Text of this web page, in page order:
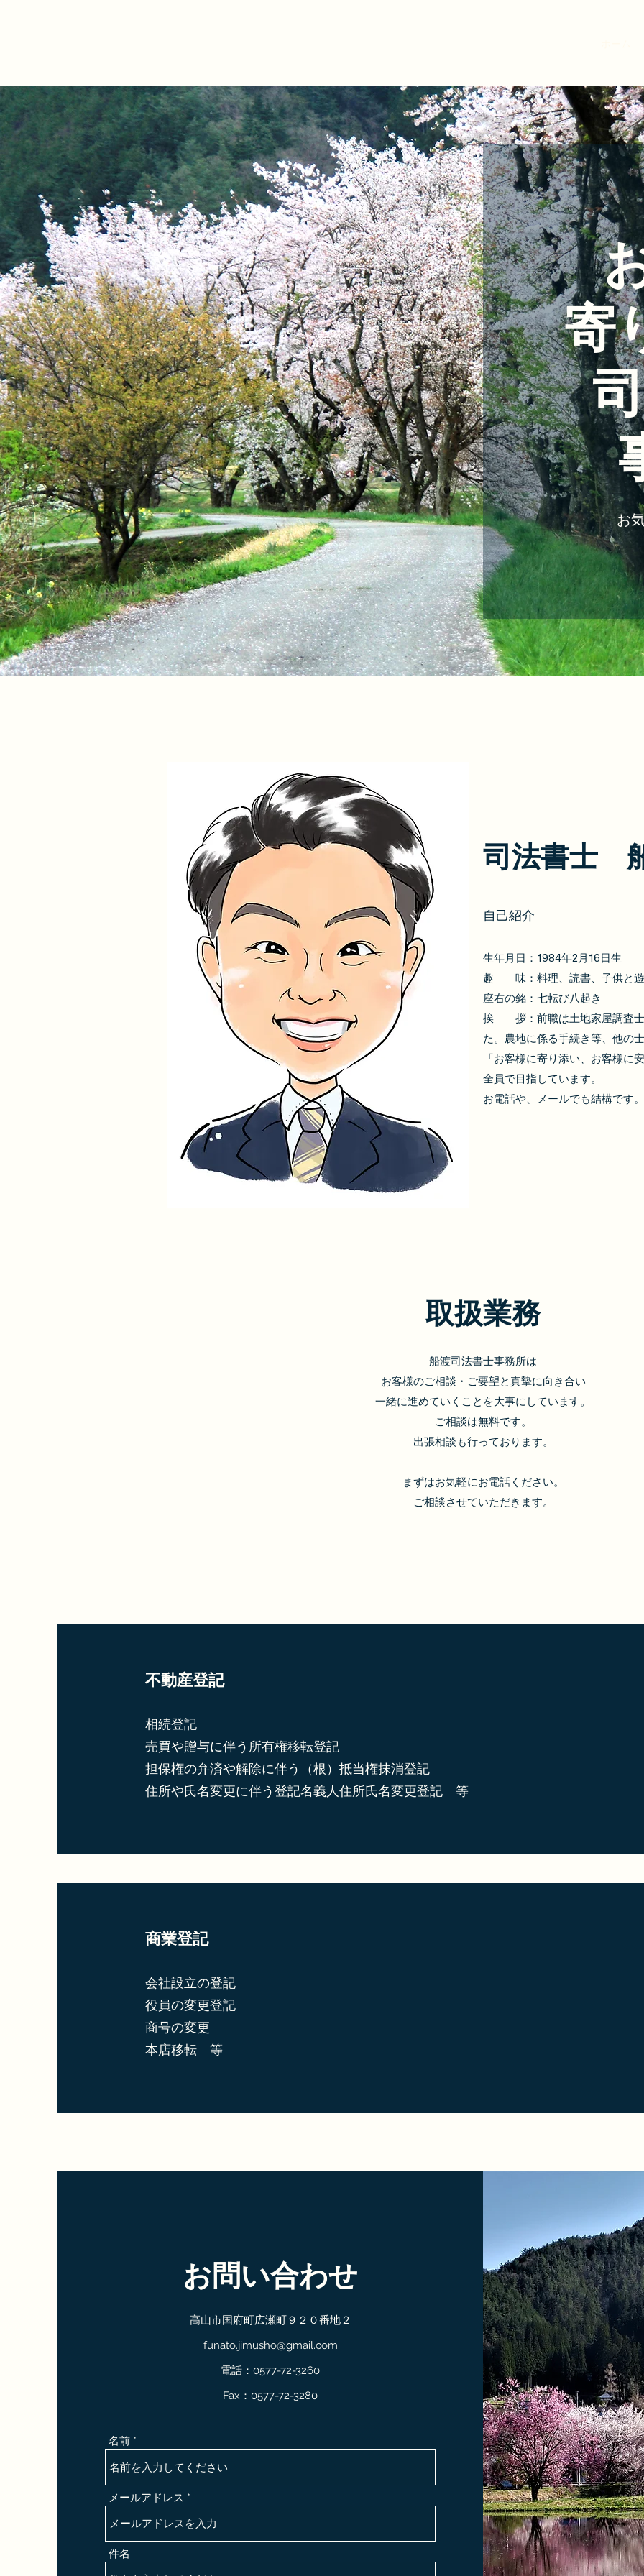
寄
お
司法書士
​自己紹介
生年月日： 1984年2月 16日生
趣 味：料理、読書、子供と遊
座右の銘：七転び八起き
挨 拶：前職は土地家屋調査士
た。農地に係る手続き等、他の
「お客様に寄り添い、お客様に
全員で目指しています。
お電話や、メールでも結構です
取扱業務
船渡司法書士事務所は
お客様のご相談・ご要望と真摯に向き合い
一緒に進めていくことを大事にしています。
ご相談は無料です。
出張相談も行っております。
まずはお気軽にお電話ください。
ご相談させていただきます。
不動産登記
相続登記
売買や贈与に伴う所有権移転登記
担保権の弁済や解除に伴う（根）抵当権抹消登記
住所や氏名変更に伴う登記名義人住所氏名変更登記 等
商業登記
会社設立の登記
役員の変更登記
商号の変更
​本店移転 等
お問い合わせ
​高山市国府町広瀬町９２０番地２
funato.jimusho@gmail.com
電話：0577-72-3260
Fax：0577-72-3280
名前
メールアドレス
件名